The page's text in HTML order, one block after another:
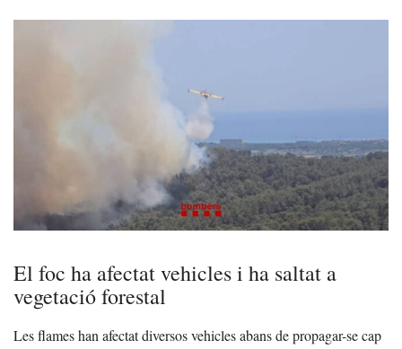
El foc ha afectat vehicles i ha saltat a
vegetació forestal
Les flames han afectat diversos vehicles abans de propagar-se cap